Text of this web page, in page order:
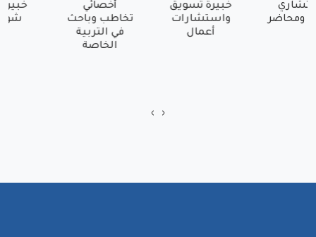
تخاطب وباحث
في التربية
خبيرة تسويق
واستشارات
استشاري
نفسي ومحاضر
‹
›